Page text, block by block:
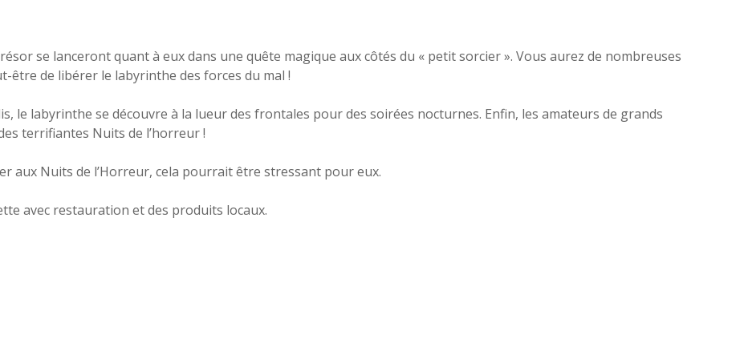
se lanceront quant à eux dans une quête magique aux côtés du « petit sorcier ». Vous aurez de nombreuses
de libérer le labyrinthe des forces du mal !
le labyrinthe se découvre à la lueur des frontales pour des soirées nocturnes. Enfin, les amateurs de grands
terrifiantes Nuits de l’horreur !
aux Nuits de l’Horreur, cela pourrait être stressant pour eux.
avec restauration et des produits locaux.